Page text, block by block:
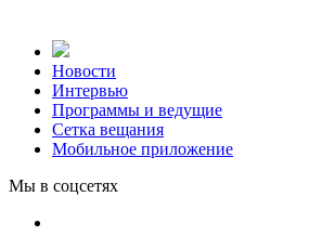
Новости
Интервью
Программы и ведущие
Сетка вещания
Мобильное приложение
Мы в соцсетях